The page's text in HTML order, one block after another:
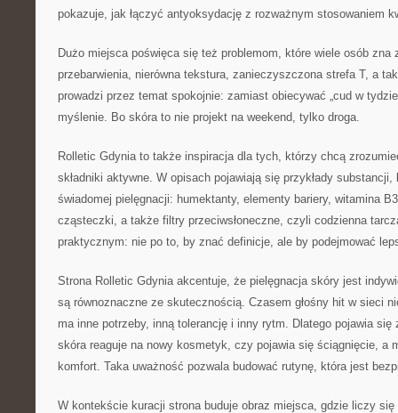
pokazuje, jak łączyć antyoksydację z rozważnym stosowaniem
Dużo miejsca poświęca się też problemom, które wiele osób zna
przebarwienia, nierówna tekstura, zanieczyszczona strefa T, a
prowadzi przez temat spokojnie: zamiast obiecywać „cud w
myślenie. Bo skóra to nie projekt na weekend, tylko droga.
Rolletic Gdynia to także inspiracja dla tych, którzy chcą
składniki aktywne. W opisach pojawiają się przykłady
świadomej pielęgnacji: humektanty, elementy bariery, witamina
cząsteczki, a także filtry przeciwsłoneczne, czyli codzienna
praktycznym: nie po to, by znać definicje, ale by podejmować
Strona Rolletic Gdynia akcentuje, że pielęgnacja skóry jest
są równoznaczne ze skutecznością. Czasem głośny hit w sieci
ma inne potrzeby, inną tolerancję i inny rytm. Dlatego pojawia
skóra reaguje na nowy kosmetyk, czy pojawia się ściągnięcie, a
komfort. Taka uważność pozwala budować rutynę, która jest
W kontekście kuracji strona buduje obraz miejsca, gdzie liczy